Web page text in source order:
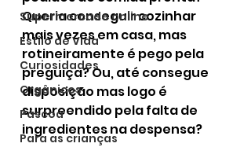
Supermercado online
Estilo de Vida
Curiosidades
Orgânicos
Páscoa
Para as crianças
Queria conseguir cozinhar
mais vezes em casa, mas
rotineiramente é pego pela
preguiça? Ou, até consegue
disposição mas logo é
surpreendido pela falta de
ingredientes na despensa?